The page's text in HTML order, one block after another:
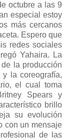
octubre a las 9
especial estoy
más cercanos
Espero que
redes sociales
Yahaira. La
la producción
la coreografía,
el cual toma
Spears y
brillo
su evolución
con un mensaje
de las